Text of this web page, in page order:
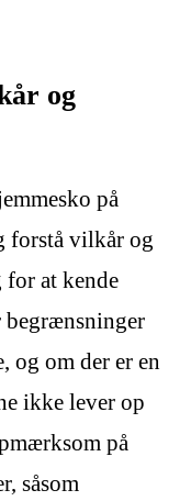
og
på
forstå vilkår og
at kende
begrænsninger
og om der er en
ikke lever op
på
såsom